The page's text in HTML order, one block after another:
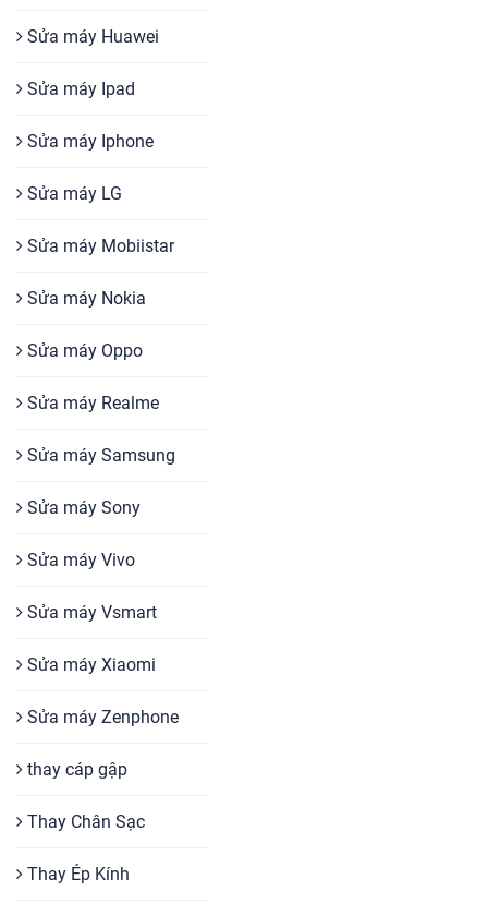
Sửa máy Huawei
Sửa máy Ipad
Sửa máy Iphone
Sửa máy LG
Sửa máy Mobiistar
Sửa máy Nokia
Sửa máy Oppo
Sửa máy Realme
Sửa máy Samsung
Sửa máy Sony
Sửa máy Vivo
Sửa máy Vsmart
Sửa máy Xiaomi
Sửa máy Zenphone
thay cáp gập
Thay Chân Sạc
Thay Ép Kính